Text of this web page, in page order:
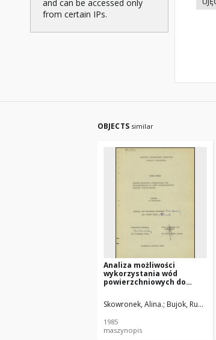
and can be accessed only
from certain IPs.
OBJECTS similar
Analiza możliwości
wykorzystania wód
powierzchniowych do
zakładów energetycznych
Skowronek, Alina. Bujok, Rudolf.
1985
maszynopis